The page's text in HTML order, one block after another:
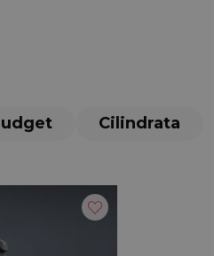
Cilindrata